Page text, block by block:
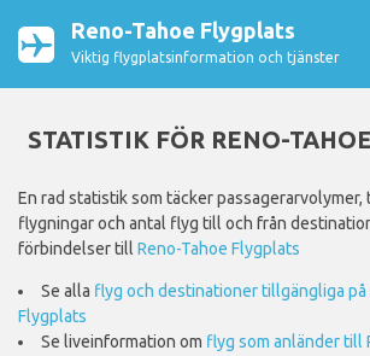
Reno-Tahoe Flygplats
Viktig flygplatsinformation och tjänster
STATISTIK FÖR RENO-
En rad statistik som täcker
flygningar och antal flyg till och från
förbindelser till Reno-Tahoe Flygplats
Se alla flyg och destinationer tillgängliga på
Flygplats
Se liveinformation om flyg som anländer till